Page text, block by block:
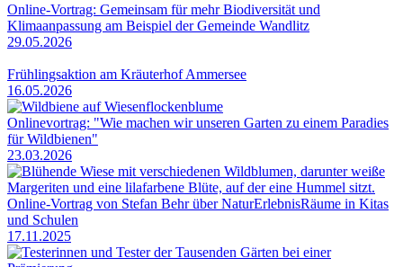
Online-Vortrag: Gemeinsam für mehr Biodiversität und
Klimaanpassung am Beispiel der Gemeinde Wandlitz
29.05.2026
Frühlingsaktion am Kräuterhof Ammersee
16.05.2026
Onlinevortrag: "Wie machen wir unseren Garten zu einem Paradies
für Wildbienen"
23.03.2026
Online-Vortrag von Stefan Behr über NaturErlebnisRäume in Kitas
und Schulen
17.11.2025